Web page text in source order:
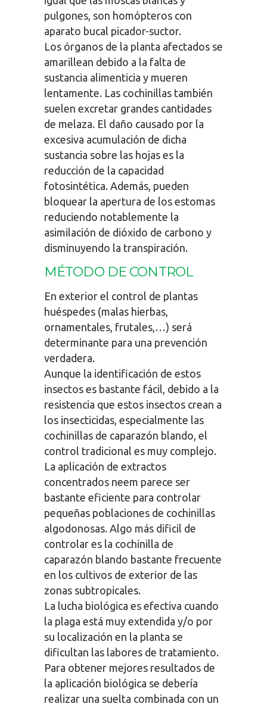
pulgones, son homópteros con
aparato bucal picador-suctor.
Los órganos de la planta afectados se
amarillean debido a la falta de
sustancia alimenticia y mueren
lentamente. Las cochinillas también
suelen excretar grandes cantidades
de melaza. El daño causado por la
excesiva acumulación de dicha
sustancia sobre las hojas es la
reducción de la capacidad
fotosintética. Además, pueden
bloquear la apertura de los estomas
reduciendo notablemente la
asimilación de dióxido de carbono y
disminuyendo la transpiración.
MÉTODO DE CONTROL
En exterior el control de plantas
huéspedes (malas hierbas,
ornamentales, frutales,…) será
determinante para una prevención
verdadera.
Aunque la identificación de estos
insectos es bastante fácil, debido a la
resistencia que estos insectos crean a
los insecticidas, especialmente las
cochinillas de caparazón blando, el
control tradicional es muy complejo.
La aplicación de extractos
concentrados neem parece ser
bastante eficiente para controlar
pequeñas poblaciones de cochinillas
algodonosas. Algo más dificil de
controlar es la cochinilla de
caparazón blando bastante frecuente
en los cultivos de exterior de las
zonas subtropicales.
La lucha biológica es efectiva cuando
la plaga está muy extendida y/o por
su localización en la planta se
dificultan las labores de tratamiento.
Para obtener mejores resultados de
la aplicación biológica se debería
realizar una suelta combinada con un